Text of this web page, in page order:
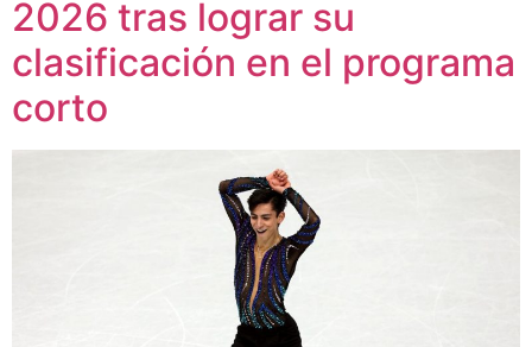
2026 tras lograr su
clasificación en el programa
corto